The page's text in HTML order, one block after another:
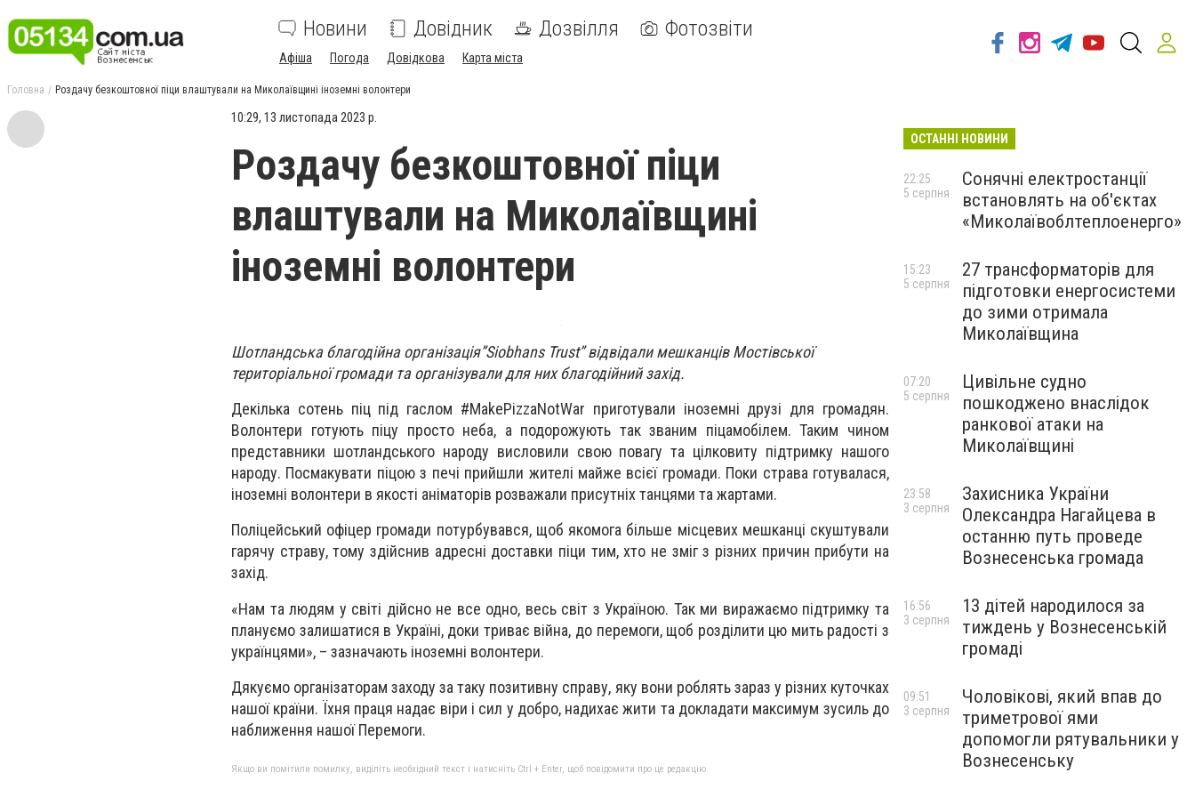
Новини Довідник Дозвілля Фотозвіти
Афіша Погода Довідкова Карта міста
Головна Роздачу безкоштовної піци влаштували на Миколаївщині іноземні волонтери
10:29, 13 листопада 2023 р.
Роздачу безкоштовної піци
влаштували на Миколаївщині
іноземні волонтери
Шотландська благодійна організація”Siobhans Trust” відвідали мешканців Мостівської
територіальної громади та організували для них благодійний захід.
Декілька сотень піц під гаслом #MakePizzaNotWar приготували іноземні друзі для громадян.
Волонтери готують піцу просто неба, а подорожують так званим піцамобілем. Таким чином
представники шотландського народу висловили свою повагу та цілковиту підтримку нашого
народу. Посмакувати піцою з печі прийшли жителі майже всієї громади. Поки страва готувалася,
іноземні волонтери в якості аніматорів розважали присутніх танцями та жартами.
Поліцейський офіцер громади потурбувався, щоб якомога більше місцевих мешканці скуштували
гарячу страву, тому здійснив адресні доставки піци тим, хто не зміг з різних причин прибути на
захід.
«Нам та людям у світі дійсно не все одно, весь світ з Україною. Так ми виражаємо підтримку та
плануємо залишатися в Україні, доки триває війна, до перемоги, щоб розділити цю мить радості з
українцями», – зазначають іноземні волонтери.
Дякуємо організаторам заходу за таку позитивну справу, яку вони роблять зараз у різних куточках
нашої країни. Їхня праця надає віри і сил у добро, надихає жити та докладати максимум зусиль до
наближення нашої Перемоги.
Якщо ви помітили помилку, виділіть необхідний текст і натисніть Ctrl + Enter, щоб повідомити про це редакцію
ОСТАННІ НОВИНИ
Сонячні електростанції
встановлять на об'єктах
«Миколаївоблтеплоенерго»
22:25
5 серпня
27 трансформаторів для
підготовки енергосистеми
до зими отримала
Миколаївщина
15:23
5 серпня
Цивільне судно
пошкоджено внаслідок
ранкової атаки на
Миколаївщині
07:20
5 серпня
Захисника України
Олександра Нагайцева в
останню путь проведе
Вознесенська громада
23:58
3 серпня
13 дітей народилося за
тиждень у Вознесенській
громаді
16:56
3 серпня
Чоловікові, який впав до
триметрової ями
допомогли рятувальники у
Вознесенську
09:51
3 серпня